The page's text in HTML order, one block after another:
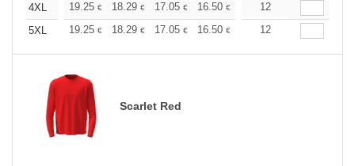
4XL 19.25 € 18.29 € 17.05 € 16.50 € 15.68€
12
5XL
19.25 € 18.29 € 17.05 € 16.50 € 15.68€
12
Scarlet Red